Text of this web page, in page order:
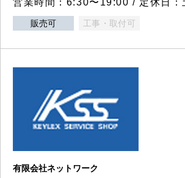
営業時間：6:30〜19:00 / 定休日：
販売可 工事・取付可
有限会社ネットワーク